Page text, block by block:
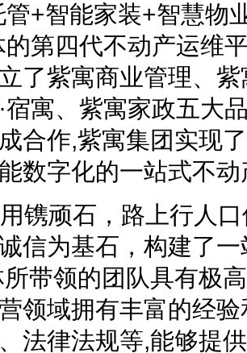
管+智能家装+智慧物
的第四代不动产运维
了紫寓商业管理、
宿寓、紫寓家政五大
合作,紫寓集团实现
数字化的一站式不
镌顽石，路上行人
信为基石，构建了
带领的团队具有极
领域拥有丰富的经
法律法规等,能够提